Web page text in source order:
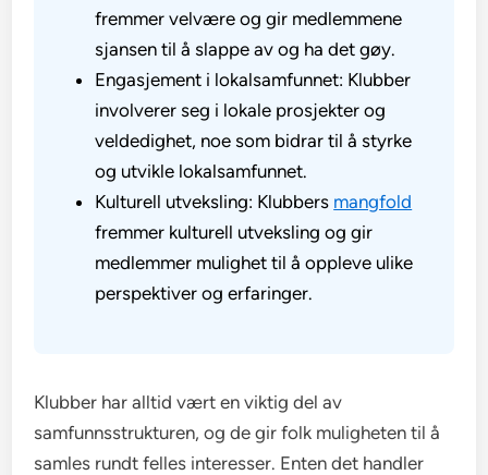
fremmer velvære og gir medlemmene
sjansen til å slappe av og ha det gøy.
Engasjement i lokalsamfunnet: Klubber
involverer seg i lokale prosjekter og
veldedighet, noe som bidrar til å styrke
og utvikle lokalsamfunnet.
Kulturell utveksling: Klubbers mangfold
fremmer kulturell utveksling og gir
medlemmer mulighet til å oppleve ulike
perspektiver og erfaringer.
Klubber har alltid vært en viktig del av
samfunnsstrukturen, og de gir folk muligheten til å
samles rundt felles interesser. Enten det handler